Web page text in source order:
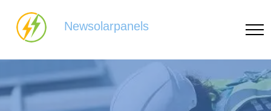
Newsolarpanels